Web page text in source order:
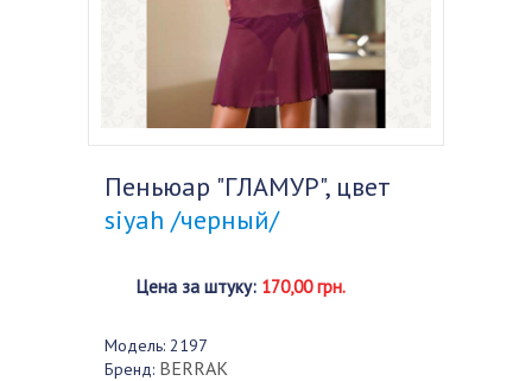
Пеньюар "ГЛАМУР", цвет
siyah /черный/
Цена за штуку: 170,00 грн.
Модель: 2197
Бренд: BERRAK